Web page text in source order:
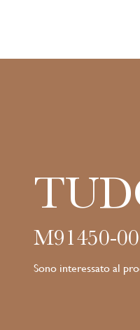
M91450-
Sono interessato al